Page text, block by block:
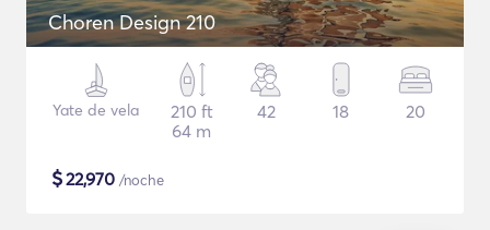
Choren Design 210
Yate de vela
210 ft
64 m
42 18 20
$22,970 /noche